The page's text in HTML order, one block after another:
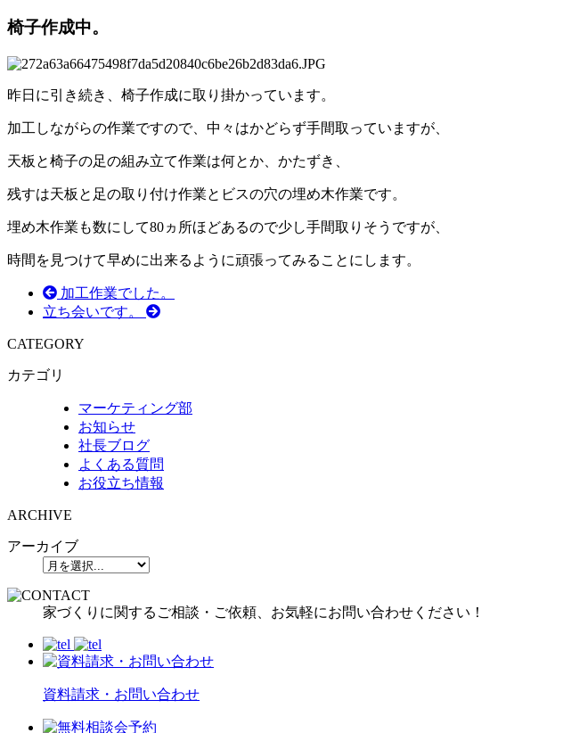
椅子作成中。
昨日に引き続き、椅子作成に取り掛かっています。
加工しながらの作業ですので、中々はかどらず手間取っていますが、
天板と椅子の足の組み立て作業は何とか、かたずき、
残すは天板と足の取り付け作業とビスの穴の埋め木作業です。
埋め木作業も数にして80ヵ所ほどあるので少し手間取りそうですが、
時間を見つけて早めに出来るように頑張ってみることにします。
加工作業でした。
立ち会いです。
CATEGORY
カテゴリ
マーケティング部
お知らせ
社長ブログ
よくある質問
お役立ち情報
ARCHIVE
アーカイブ
家づくりに関するご相談・ご依頼、お気軽にお問い合わせください！
資料請求・お問い合わせ